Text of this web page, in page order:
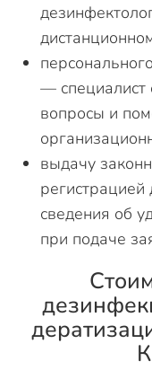
— специалист
вопросы и
выдачу
сведения об
при подаче